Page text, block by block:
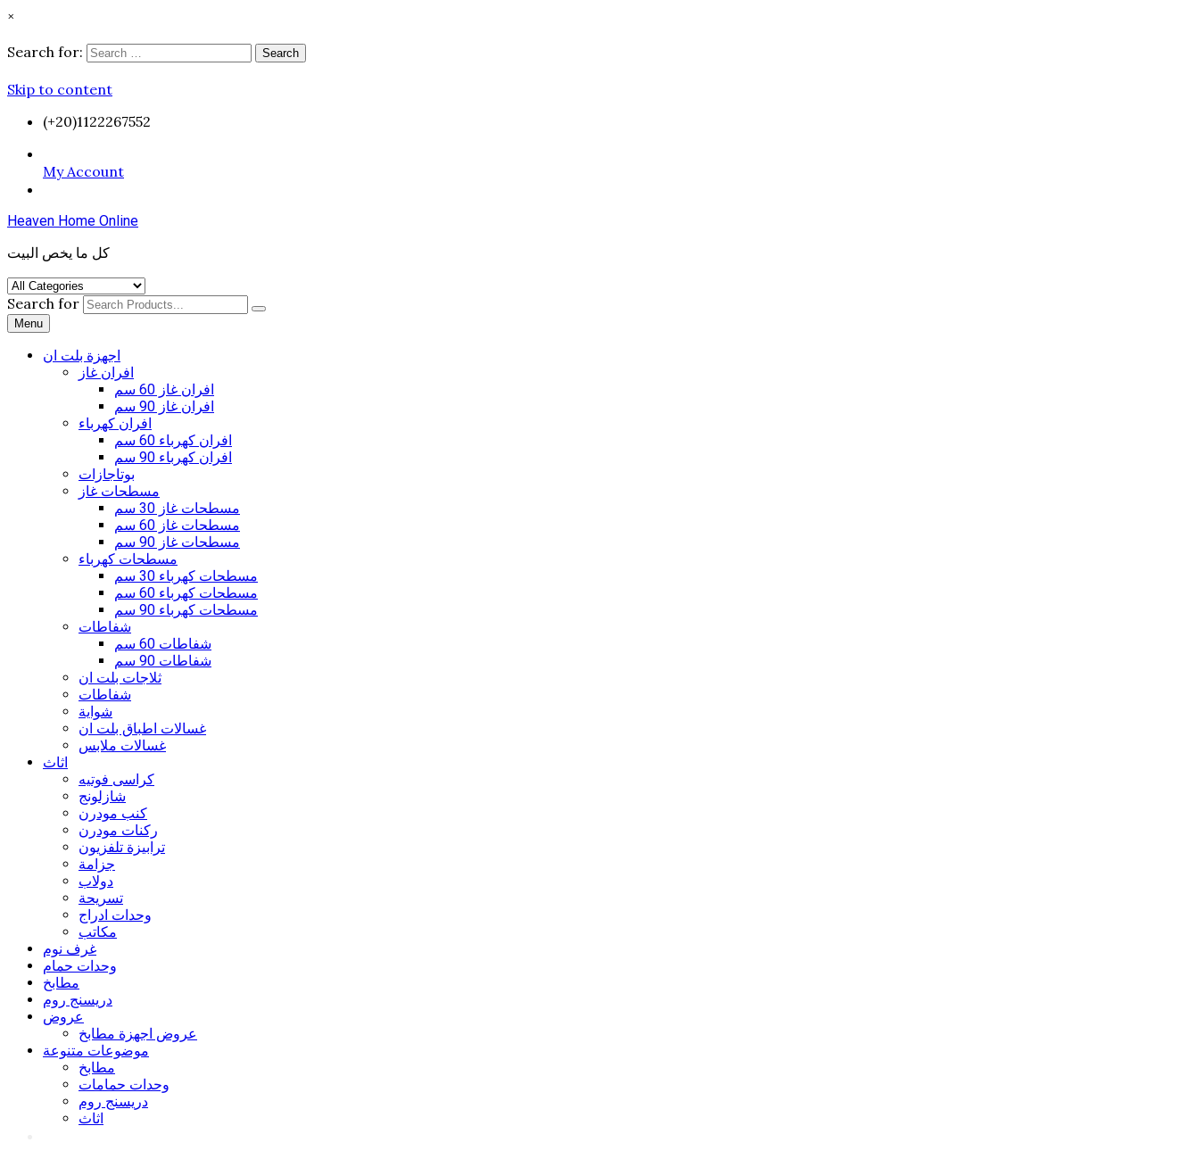
×
Search for:
Search
Skip to content
(+20)1122267552
My Account
Heaven Home Online
كل ما يخص البيت
Search for
Menu
اجهزة بلت ان
افران غاز
افران غاز 60 سم
افران غاز 90 سم
افران كهرباء
افران كهرباء 60 سم
افران كهرباء 90 سم
بوتاجازات
مسطحات غاز
مسطحات غاز 30 سم
مسطحات غاز 60 سم
مسطحات غاز 90 سم
مسطحات كهرباء
مسطحات كهرباء 30 سم
مسطحات كهرباء 60 سم
مسطحات كهرباء 90 سم
شفاطات
شفاطات 60 سم
شفاطات 90 سم
ثلاجات بلت ان
شفاطات
شواية
غسالات اطباق بلت ان
غسالات ملابس
اثاث
كراسى فوتيه
شازلونج
كنب مودرن
ركنات مودرن
ترابيزة تلفزيون
جزامة
دولاب
تسريحة
وحدات ادراج
مكاتب
غرف نوم
وحدات حمام
مطابخ
دريسنج روم
عروض
عروض اجهزة مطابخ
موضوعات متنوعة
مطابخ
وحدات حمامات
دريسنج روم
اثاث